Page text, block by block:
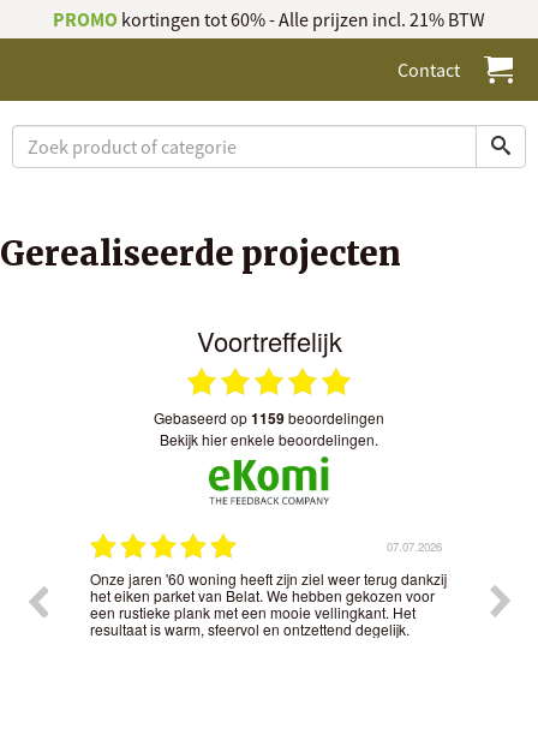
PROMO kortingen tot 60% - Alle prijzen incl. 21% BTW
Contact
Gerealiseerde projecten
Voortreffelijk
gebaseerd op1159beoordelingen
bekijk hier enkele beoordelingen.
07.07.2026
Onze jaren '60 woning heeft zijn ziel weer terug dankzij
het eiken parket van Belat. We hebben gekozen voor
een rustieke plank met een mooie vellingkant. Het
resultaat is warm, sfeervol en ontzettend degelijk.